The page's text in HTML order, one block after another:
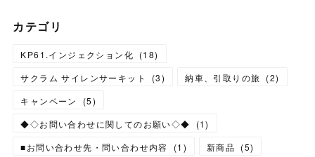
カテゴリ
KP61.インジェクション化 (18)
サクラム サイレンサーキット
(3) 納車、引取りの旅 (2)
キャンペーン
(5)
◆◇お問い合わせに関してのお願い◇◆
(1)
■お問い合わせ先・問い合わせ内容
(1 ) 新商品 (5)